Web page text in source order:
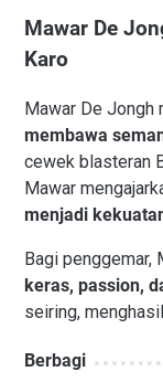
Mawar De
Karo
Mawar De Jongh
membawa
cewek blasteran
Mawar
menjadi
Bagi penggemar,
keras, passion,
seiring,
Berbagi